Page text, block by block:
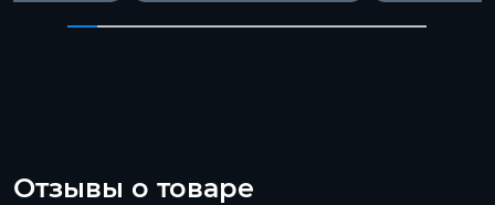
Отзывы о товаре